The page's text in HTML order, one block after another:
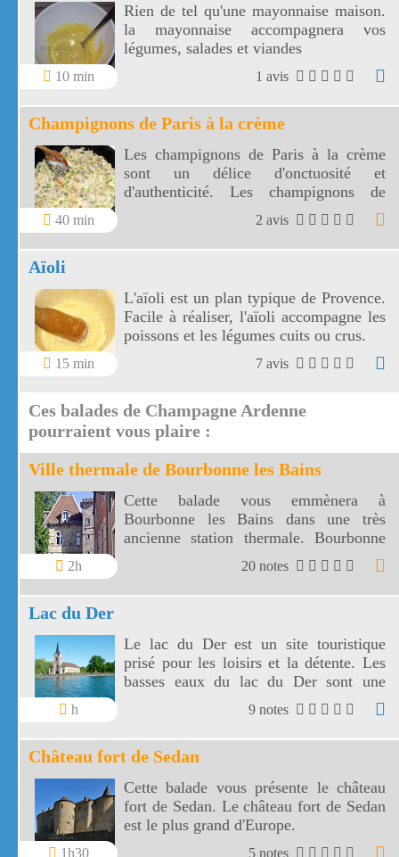
10 min
Rien de tel qu'une mayonnaise maison.
la mayonnaise accompagnera vos
légumes, salades et viandes
1 avis
Champignons de Paris à la crème
40 min
Les champignons de Paris à la crème
sont un délice d'onctuosité et
d'authenticité. Les champignons de
Paris accompagneront divinement vos
grillades, vos pâtes ou riz avec la
gourmandise de la crème fraîche .
2 avis
Aïoli
15 min
L'aïoli est un plan typique de Provence.
Facile à réaliser, l'aïoli accompagne les
poissons et les légumes cuits ou crus.
7 avis
Ces balades de Champagne Ardenne
pourraient vous plaire :
Ville thermale de Bourbonne les Bains
2h
Cette balade vous emmènera à
Bourbonne les Bains dans une très
ancienne station thermale. Bourbonne
les bains est une petite ville d'environ
2500 habitants entourée de prairies et de
forêts.
20 notes
Lac du Der
h
Le lac du Der est un site touristique
prisé pour les loisirs et la détente. Les
basses eaux du lac du Der sont une
halte pour de nombreux oiseaux
9 notes
Château fort de Sedan
1h30
Cette balade vous présente le château
fort de Sedan. Le château fort de Sedan
est le plus grand d'Europe.
5 notes